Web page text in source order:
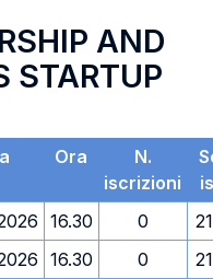
AND
STARTUP
Ora
N.
iscrizioni
16.30 0
16.30 0